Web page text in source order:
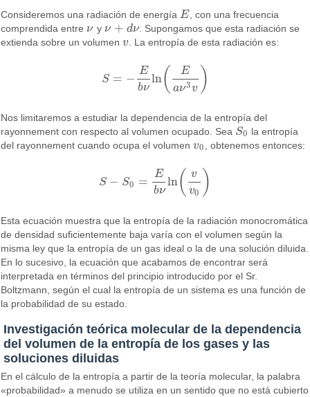
Consideremos una radiación de energía E
E , con una frecuencia
comprendida entre ν
ν y ν + dν
ν+dν
. Supongamos que esta radiación se
extienda sobre un volumenv
v . La entropía de esta radiación es:
S = −
E
bν
ln(
E
aν3v )
S =− Ebνln(E aν3v)
Nos limitaremos a estudiar la dependencia de la entropía del
rayonnement con respecto al volumen ocupado. Sea S0
S0 la entropía
del rayonnement cuando ocupa el volumenv0
v0 , obtenemos entonces:
S − S0 =
E
bν
ln(
v
v0 )
S−S 0=Ebνln(vv 0)
Esta ecuación muestra que la entropía de la radiación monocromática
de densidad suficientemente baja varía con el volumen según la
misma ley que la entropía de un gas ideal o la de una solución diluida.
En lo sucesivo, la ecuación que acabamos de encontrar será
interpretada en términos del principio introducido por el Sr.
Boltzmann, según el cual la entropía de un sistema es una función de
la probabilidad de su estado.
Investigación teórica molecular de la dependencia
del volumen de la entropía de los gases y las
soluciones diluidas
En el cálculo de la entropía a partir de la teoría molecular, la palabra
«probabilidad» a menudo se utiliza en un sentido que no está cubierto